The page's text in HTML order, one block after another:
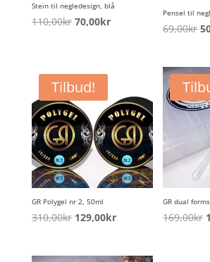
Stein til negledesign, blå
110,00kr Opprinnelig
110,00kr.
70,00krNåværende
Pensel til
69,00kr
Tilbud!
GR Polygel nr 2, 50ml
310,00kr Opprinnelig
var:
129,00krNåværende
er:
GR dual
169,00kr